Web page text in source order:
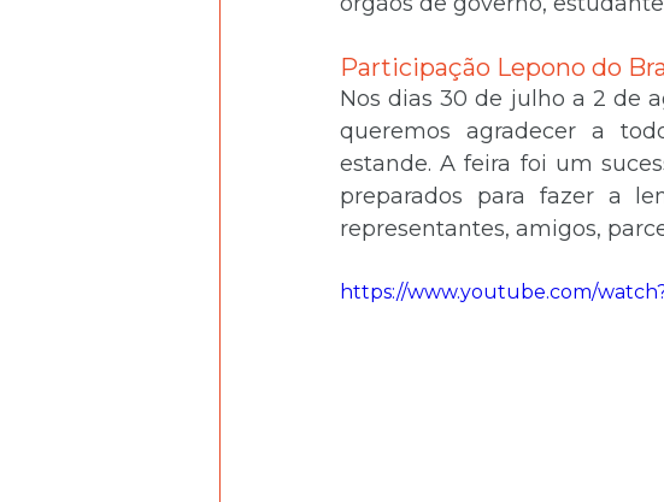
Participação Lepono do
Nos dias 30 de julho a 2 de
queremos agradecer a
estande. A feira foi um
preparados para fazer a
representantes, amigos,
https://www.youtube.com/